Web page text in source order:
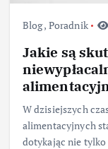
Blog, Poradnik
Jakie są
W dzisiejszych
alimentacyjnych
dotykając nie tylko